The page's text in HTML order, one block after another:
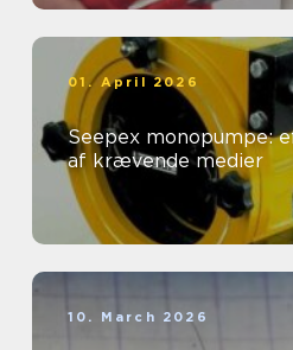
01. April 2026
Seepex monopumpe:
af krævende medier
10. March 2026